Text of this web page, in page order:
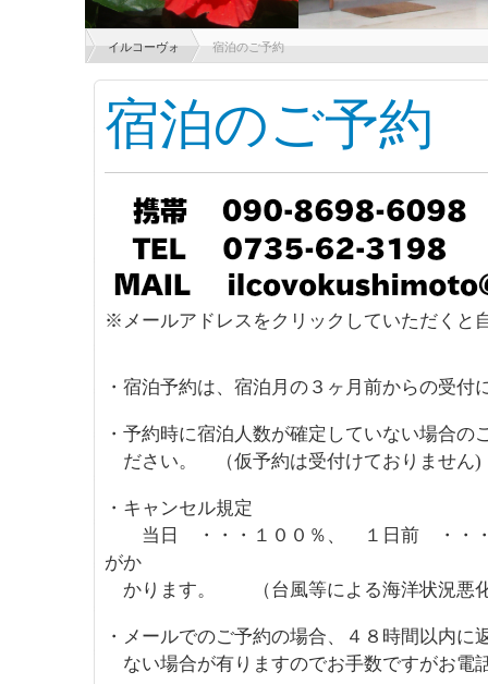
イルコーヴォ 宿泊のご予約
宿泊のご予約
※メールアドレスをクリックしていただくと
・宿泊予約は、宿泊月の３ヶ月前からの受付
・予約時に宿泊人数が確定していない場
ださい。
（仮予約は受付けておりません)
・キャンセル規定
当日 ・・・１００％、 １日前 ・・
がか
かります。
（台風等による海洋状況悪化
・メールでのご予約の場合、４８時間以
ない場合が有りますのでお手数ですがお電